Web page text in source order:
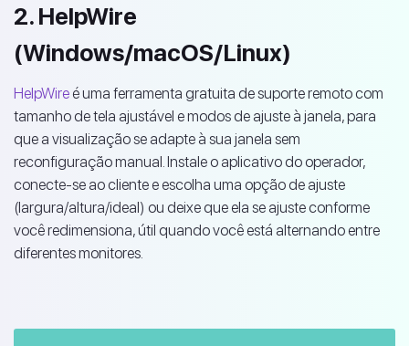
2. HelpWire
(Windows/macOS/Linux)
HelpWire é uma ferramenta gratuita de suporte remoto com
tamanho de tela ajustável e modos de ajuste à janela, para
que a visualização se adapte à sua janela sem
reconfiguração manual. Instale o aplicativo do operador,
conecte-se ao cliente e escolha uma opção de ajuste
(largura/altura/ideal) ou deixe que ela se ajuste conforme
você redimensiona, útil quando você está alternando entre
diferentes monitores.